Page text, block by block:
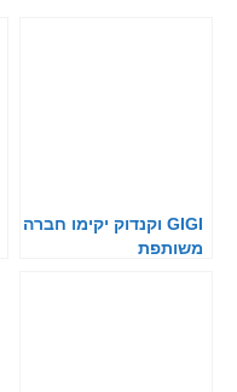
GIGI וקנדוק יקימו חברה
משותפת